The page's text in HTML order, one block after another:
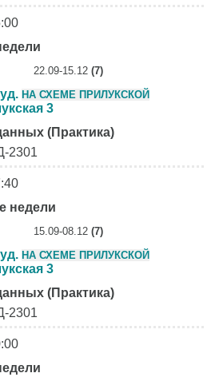
22.09-15.12 (7)
НА СХЕМЕ ПРИЛУКСКОЙ
3
(Практика)
2301
недели
15.09-08.12 (7)
НА СХЕМЕ ПРИЛУКСКОЙ
3
(Практика)
2301